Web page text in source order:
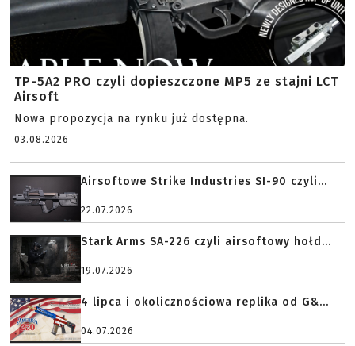
TP-5A2 PRO czyli dopieszczone MP5 ze stajni LCT
Airsoft
Nowa propozycja na rynku już dostępna.
03.08.2026
Airsoftowe Strike Industries SI-90 czyli...
22.07.2026
Stark Arms SA-226 czyli airsoftowy hołd...
19.07.2026
4 lipca i okolicznościowa replika od G&...
04.07.2026